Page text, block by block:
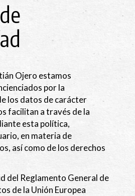
Ojero estamos
por la
los datos de carácter
facilitan a través de la
esta política,
en materia de
así como de los derechos
del Reglamento General de
de la Unión Europea